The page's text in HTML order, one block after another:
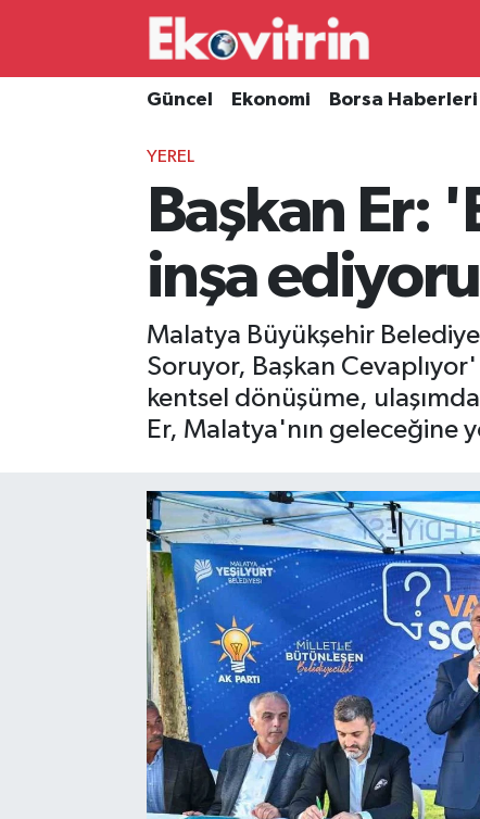
Güncel Ekonomi Borsa Haberleri
YEREL
Başkan Er:
inşa
Malatya Büyükşehir
Soruyor, Başkan
kentsel dönüşüme,
Er, Malatya'nın geleceğine
Güncel
Borsa Haberleri
Gayrimenkul
Hava Durumu
Süper Lig Puan Durumu ve Fikstür
Tüm Manşetler
Son Dakika Haberleri
Haber Arşivi